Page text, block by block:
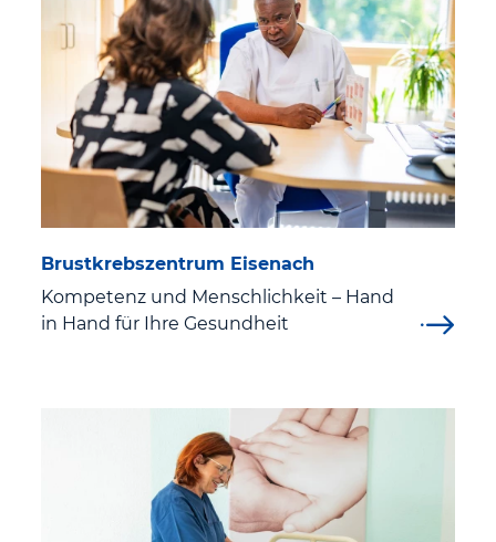
Veranstaltungen für Eltern
Babygalerie
Elternschule
Karriere & Ausbildung
Aus- und Weiterbildung
Ärztliche Weiterbildungsermächtigung
Famulatur und Praktisches Jahr
Brustkrebszentrum Eisenach
Kompetenz und Menschlichkeit – Hand
in Hand für Ihre Gesundheit